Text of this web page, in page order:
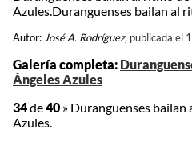
Azules.Duranguenses bailan al
Autor:José A. Rodríguez, publicada el
Galería completa:
Ángeles Azules
34de40 » Duranguenses bailan
Azules.